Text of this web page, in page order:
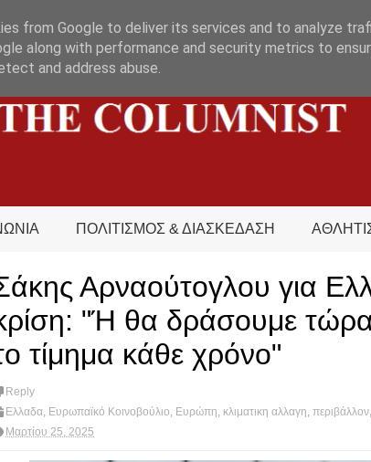
ΠΟΛΙΤΙΣΜΟΣ & ΔΙΑΣΚΕΔΑΣΗ
Αρναούτογλου για
"Ή θα δράσουμε
τίμημα κάθε χρόνο"
Reply
Ελλαδα Ευρωπαϊκό Κοινοβούλιο Ευρώπη κλιματικη αλλαγη περιβάλλον
Μαρτίου 25, 2025
from Google to deliver its services and to analyze
along with performance and security metrics to
and address abuse.